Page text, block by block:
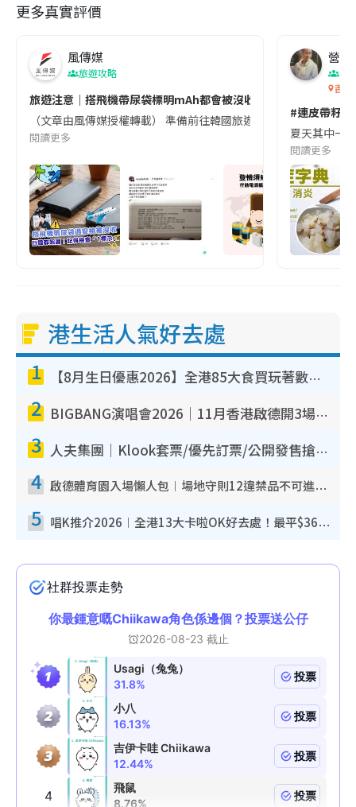
更多真實評價
風傳媒
旅遊攻略
旅遊注意｜搭飛機帶尿袋標明mAh都會被沒收😱出發前切記檢查
（文章由風傳媒授權轉載） 準備前往韓國旅遊的民眾，近期要
閱讀更多
營養
香港
#連皮帶籽
夏天其中一
閱讀更多
港生活人氣好去處
1 【8月生日優惠2026】全港85大食買玩著數攻略 自助餐/火鍋放題同行免費＋誠品/DONKI送現金券
2 BIGBANG演唱會2026｜11月香港啟德開3場！實名制VIP申請、優先購票攻略
3 人夫集團｜Klook套票/優先訂票/公開發售搶飛攻略！附票價.購票連結.場地座位表
4 啟德體育園入場懶人包︱場地守則12違禁品不可進場准帶細水樽但全場禁樽蓋！應援牌有限制！
5 唱K推介2026︱全港13大卡啦OK好去處！最平$36起 日文K都有！(附地址+收費詳情)